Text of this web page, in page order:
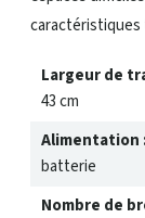
caractéristiques
Largeur de
43 cm
Alimentation
batterie
Nombre de